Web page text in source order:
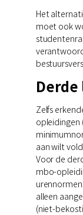
Het
moet ook
Zelfs
opleidingen
aan wilt
Voor de
mbo-
alleen
(niet-